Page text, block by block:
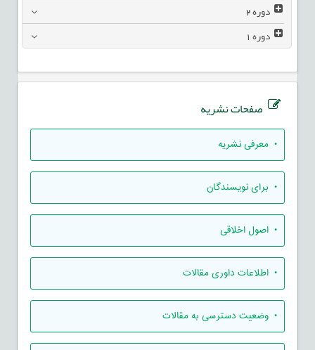
دوره2
دوره1
صفحات نشریه
• معرفی نشریه
• برای نویسندگان
• اصول اخلاقی
• اطلاعات داوری مقالات
• وضعیت دسترسی به مقالات